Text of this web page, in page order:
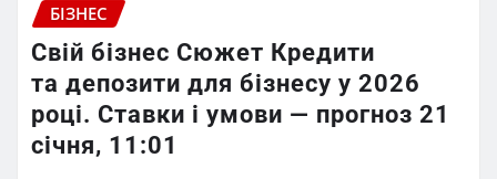
БІЗНЕС
Свій бізнес Сюжет Кредити
та депозити для бізнесу у 2026
році. Ставки і умови — прогноз 21
січня, 11:01